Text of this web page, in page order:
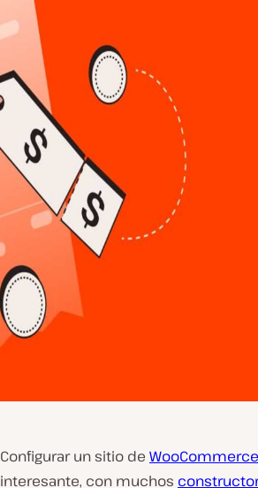
Configurar un sitio de WooCommerce
interesante, con muchos